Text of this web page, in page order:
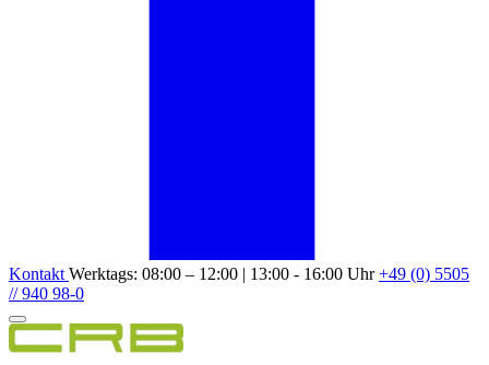
Kontakt Werktags: 08:00 – 12:00 | 13:00 - 16:00 Uhr+49 (0) 5505
// 940 98-0